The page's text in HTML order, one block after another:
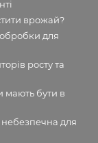
врожай?
для
росту та
мають бути в
для